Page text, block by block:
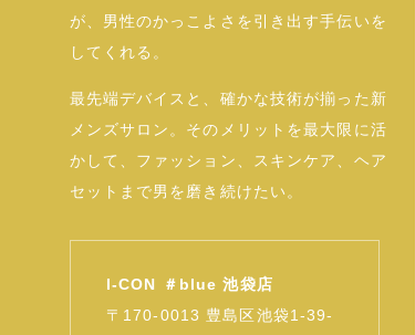
が、男性のかっこよさを引き出す手伝いを
してくれる。
最先端デバイスと、確かな技術が揃った新
メンズサロン。そのメリットを最大限に活
かして、ファッション、スキンケア、ヘア
セットまで男を磨き続けたい。
I-CON ＃blue 池袋店
〒170-0013 豊島区池袋1-39-